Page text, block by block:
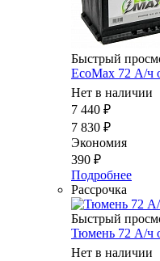
Быстрый
EcoMax 72 А/ч
Нет в наличии
7 440 ₽
7 830 ₽
Экономия
390 ₽
Подробнее
Рассрочка
Быстрый
Тюмень 72 А/ч
Нет в наличии